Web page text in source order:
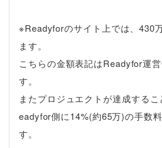
※Readyforのサイト上では、430
ます。
こちらの金額表記はReadyfor運
す。
またプロジュエクトが達成する
eadyfor側に14%(約65万)の手数
す。